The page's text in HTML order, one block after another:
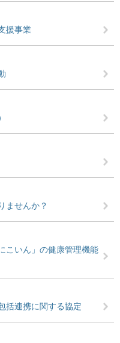
援事業
ませんか？
こいん」の健康管理機能
括連携に関する協定